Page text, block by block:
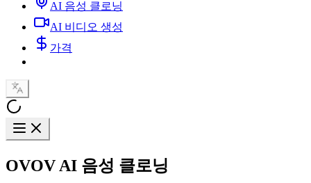
AI 음성 클로닝
AI 비디오 생성
가격
OVOV AI 음성 클로닝